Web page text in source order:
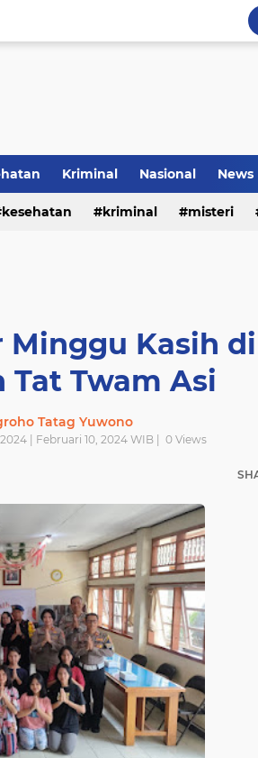
Kriminal Nasional News
kesehatan kriminal misteri
Minggu Kasih
Tat Twam Asi
Tatag Yuwono
| Februari 10, 2024 WIB | 0 Views